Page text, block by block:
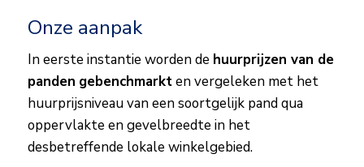
Onze aanpak
In eerste instantie worden de huurprijzen van de
panden gebenchmarkten vergeleken met het
huurprijsniveau van een soortgelijk pand qua
oppervlakte en gevelbreedte in het
desbetreffende lokale winkelgebied.